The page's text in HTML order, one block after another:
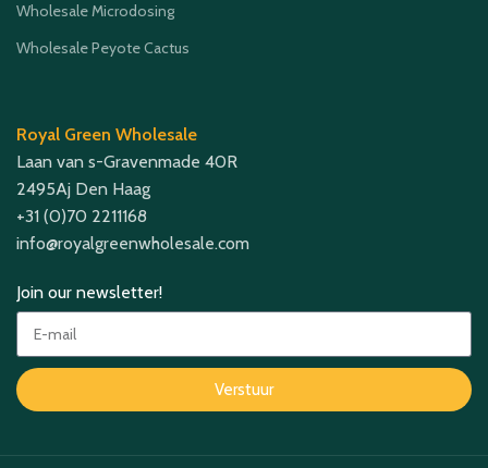
Wholesale Microdosing
Wholesale Peyote Cactus
Royal Green Wholesale
Laan van s-Gravenmade 40R
2495Aj Den Haag
+31 (0)70 2211168
info@royalgreenwholesale.com
Join our newsletter!
Verstuur